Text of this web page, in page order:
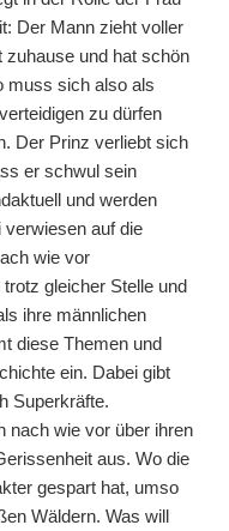
Der Mann zieht voller
zuhause und hat schön
muss sich also als
zu dürfen
Der Prinz verliebt sich
er schwul sein
und werden
verwiesen auf die
wie vor
gleicher Stelle und
ihre männlichen
diese Themen und
ein. Dabei gibt
Superkräfte.
nach wie vor über ihren
aus. Wo die
gespart hat, umso
Wäldern. Was will